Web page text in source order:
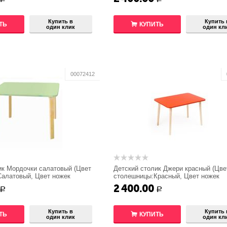
Купить в
один клик
КУПИТЬ
Купить
один
00072412
Мордочки салатовый (Цвет
Цвет ножек
Р
Купить в
один клик
Детский столик Джери красный
столешницы:Красный, Цвет ножек
стола:Береза)
2 400.00 Р
КУПИТЬ
Купить
один